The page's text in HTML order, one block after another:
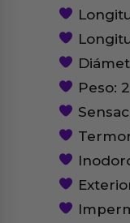
Peso: